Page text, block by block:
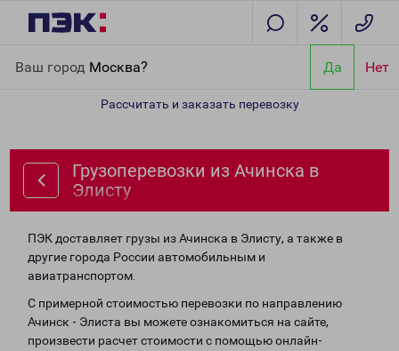
Ваш город Москва? Да Нет
Рассчитать и заказать перевозку
Грузоперевозки из Ачинска в
Элисту
ПЭК доставляет грузы из Ачинска в Элисту, а также в
другие города России автомобильным и
авиатранспортом.
С примерной стоимостью перевозки по направлению
Ачинск - Элиста вы можете ознакомиться на сайте,
произвести расчет стоимости с помощью онлайн-